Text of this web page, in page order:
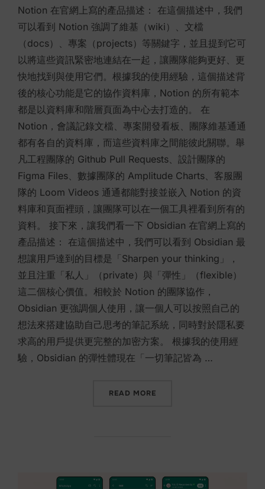
Notion 在官網上寫的產品描述： 在這個描述中，我們
可以看到 Notion 強調了維基（wiki）、文檔
（docs）、專案（projects）等關鍵字，並且提到它可
以將這些資訊緊密地連結在一起，讓團隊能夠更好、更
快地找到與使用它們。根據我的使用經驗，這個描述背
後的核心功能是它的協作資料庫，Notion 的所有範本
都是以資料庫和階層頁面為中心去打造的。 在
Notion，會議記錄文檔、專案開發看板、團隊維基通通
都有各自的資料庫，而這些資料庫之間能彼此關聯。舉
凡工程團隊的 Github Pull Requests、設計團隊的
Figma Files、數據團隊的 Amplitude Charts、客服團
隊的 Loom Videos 通通都能對接並嵌入 Notion 的資
料庫和頁面裡頭，讓團隊可以在一個工具裡看到所有的
資料。 接下來，讓我們看一下 Obsidian 在官網上寫的
產品描述： 在這個描述中，我們可以看到 Obsidian 最
想讓用戶達到的目標是「Sharpen your thinking」，
並且注重「私人」（private）與「彈性」（flexible）
這二個核心價值。相較於 Notion 的團隊協作，
Obsidian 更強調個人使用，讓一個人可以按照自己的
想法來搭建協助自己思考的筆記系統，同時對於隱私要
求高的用戶提供更完整的加密方案。 根據我的使用經
驗，Obsidian 的彈性體現在「一切筆記皆為 …
READ MORE